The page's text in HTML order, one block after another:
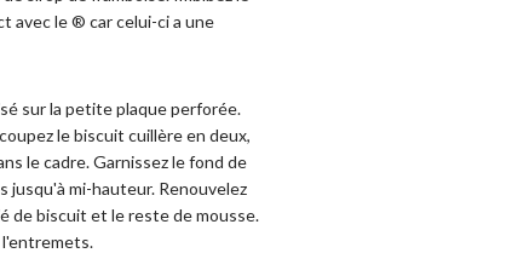
avec le ® car celui-ci a une
sur la petite plaque perforée.
le biscuit cuillère en deux,
le cadre. Garnissez le fond de
jusqu'à mi-hauteur. Renouvelez
de biscuit et le reste de mousse.
l'entremets.